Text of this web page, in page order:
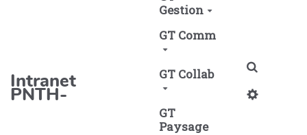
Intranet
PNTH-
Gestion
GT Comm
GT Collab
GT
Paysage